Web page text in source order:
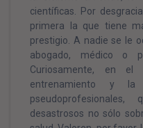
científicas. Por
primera la que tiene
prestigio. A nadie se le
abogado, médico o
Curiosamente, en
entrenamiento y la
desastrosos no sólo